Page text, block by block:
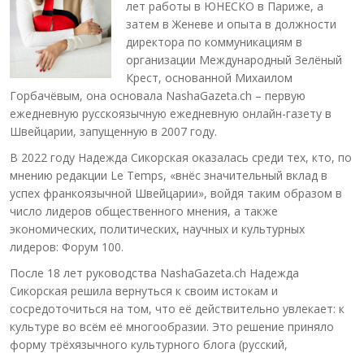
лет работы в ЮНЕСКО в Париже, а
затем в Женеве и опыта в должности
директора по коммуникациям в
организации Международный Зелёный
Крест, основанной Михаилом
Горбачёвым, она основала NashaGazeta.ch – первую
ежедневную русскоязычную ежедневную онлайн-газету в
Швейцарии, запущенную в 2007 году.
В 2022 году Надежда Сикорская оказалась среди тех, кто, по
мнению редакции Le Temps, «внёс значительный вклад в
успех франкоязычной Швейцарии», войдя таким образом в
число лидеров общественного мнения, а также
экономических, политических, научных и культурных
лидеров: Форум 100.
После 18 лет руководства NashaGazeta.ch Надежда
Сикорская решила вернуться к своим истокам и
сосредоточиться на том, что её действительно увлекает: к
культуре во всём её многообразии. Это решение приняло
форму трёхязычного культурного блога (русский,